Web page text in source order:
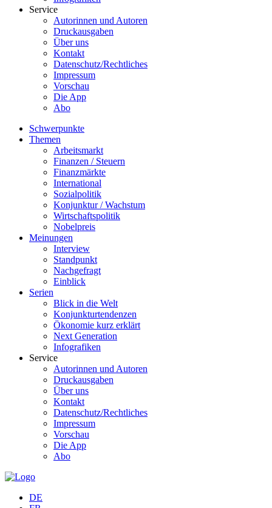
Service
Autorinnen und Autoren
Druckausgaben
Über uns
Kontakt
Datenschutz/Rechtliches
Impressum
Vorschau
Die App
Abo
Schwerpunkte
Themen
Arbeitsmarkt
Finanzen / Steuern
Finanzmärkte
International
Sozialpolitik
Konjunktur / Wachstum
Wirtschaftspolitik
Nobelpreis
Meinungen
Interview
Standpunkt
Nachgefragt
Einblick
Serien
Blick in die Welt
Konjunkturtendenzen
Ökonomie kurz erklärt
Next Generation
Infografiken
Service
Autorinnen und Autoren
Druckausgaben
Über uns
Kontakt
Datenschutz/Rechtliches
Impressum
Vorschau
Die App
Abo
DE